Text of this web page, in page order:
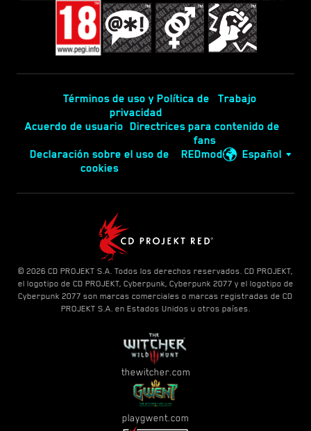
Términos de uso y Política de
privacidad
Trabajo
Acuerdo de usuario
Directrices para contenido de
fans
Declaración sobre el uso de
cookies
REDmod Español
© 2026 CD PROJEKT S.A. Todos los derechos reservados. CD PROJEKT,
el logotipo de CD PROJEKT, Cyberpunk, Cyberpunk 2077 y el logotipo de
Cyberpunk 2077 son marcas comerciales o marcas registradas de CD
PROJEKT S.A. en Estados Unidos u otros países.
thewitcher.com
playgwent.com